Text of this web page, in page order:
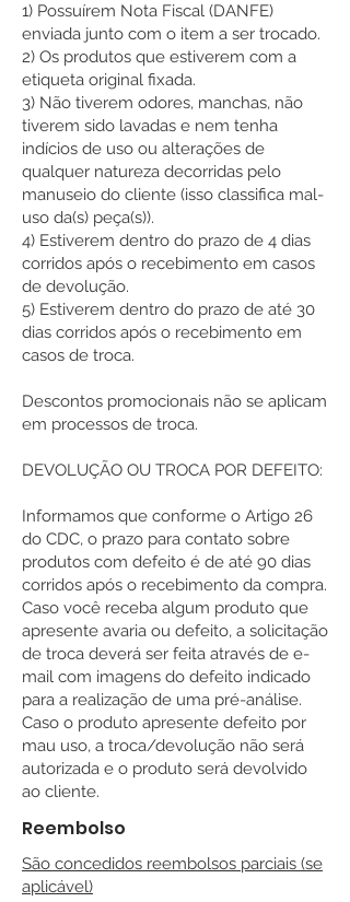
1) Possuírem Nota Fiscal (DANFE)
enviada junto com o item a ser trocado.
2) Os produtos que estiverem com a
etiqueta original fixada.
3) Não tiverem odores, manchas, não
tiverem sido lavadas e nem tenha
indícios de uso ou alterações de
qualquer natureza decorridas pelo
manuseio do cliente (isso classifica mal-
uso da(s) peça(s)).
4) Estiverem dentro do prazo de 4 dias
corridos após o recebimento em casos
de devolução.
5) Estiverem dentro do prazo de até 30
dias corridos após o recebimento em
casos de troca.
Descontos promocionais não se aplicam
em processos de troca.
DEVOLUÇÃO OU TROCA POR DEFEITO:
Informamos que conforme o Artigo 26
do CDC, o prazo para contato sobre
produtos com defeito é de até 90 dias
corridos após o recebimento da compra.
Caso você receba algum produto que
apresente avaria ou defeito, a solicitação
de troca deverá ser feita através de e-
mail com imagens do defeito indicado
para a realização de uma pré-análise.
Caso o produto apresente defeito por
mau uso, a troca/devolução não será
autorizada e o produto será devolvido
ao cliente.
Reembolso
São concedidos reembolsos parciais (se
aplicável)